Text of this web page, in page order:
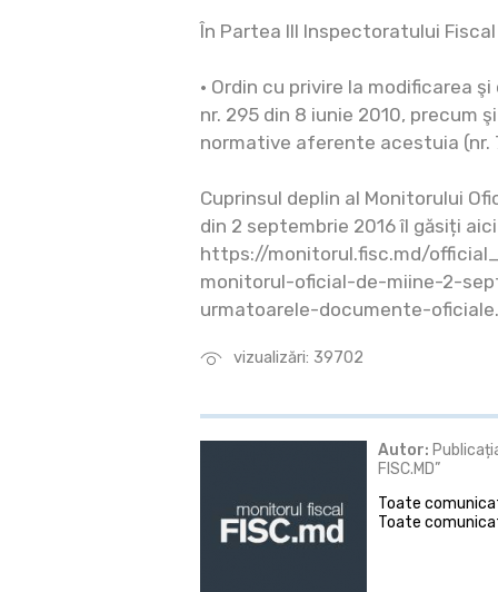
vizualizări: 39702
În Partea III Inspectoratului
• Ordin cu privire la modificarea
nr. 295 din 8 iunie 2010, precum
normative aferente acestuia (nr.
Cuprinsul deplin al Monitorului
din 2 septembrie 2016 îl găsiți aici
https://monitorul.fisc.md/
monitorul-oficial-de-miine-2-
urmatoarele-documente-
Autor:
FISC.MD”
Toate
Toate